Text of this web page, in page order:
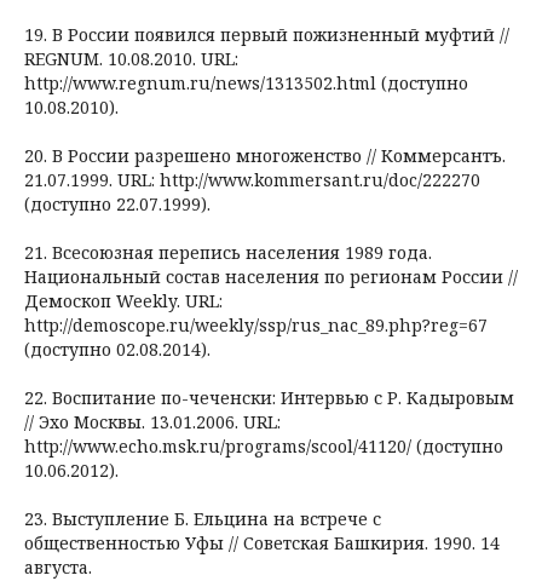
19. В России появился первый пожизненный муфтий //
REGNUM. 10.08.2010. URL:
http://www.regnum.ru/news/1313502.html (доступно
10.08.2010).
20. В России разрешено многоженство // Коммерсантъ.
21.07.1999. URL: http://www.kommersant.ru/doc/222270
(доступно 22.07.1999).
21. Всесоюзная перепись населения 1989 года.
Национальный состав населения по регионам России //
Демоскоп Weekly. URL:
http://demoscope.ru/weekly/ssp/rus_nac_89.php?reg=67
(доступно 02.08.2014).
22. Воспитание по-чеченски: Интервью с Р. Кадыровым
// Эхо Москвы. 13.01.2006. URL:
http://www.echo.msk.ru/programs/scool/41120/ (доступно
10.06.2012).
23. Выступление Б. Ельцина на встрече с
общественностью Уфы // Советская Башкирия. 1990. 14
августа.